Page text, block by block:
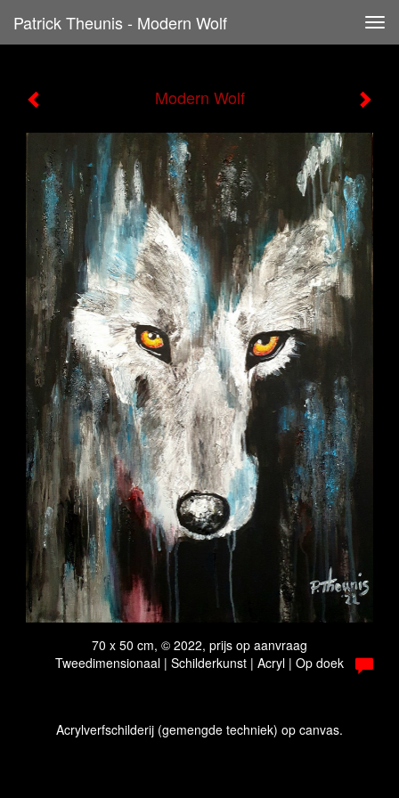
Patrick Theunis - Modern Wolf
Modern Wolf
70 x 50 cm, © 2022, prijs op aanvraag
Tweedimensionaal | Schilderkunst | Acryl | Op doek
Acrylverfschilderij (gemengde techniek) op canvas.